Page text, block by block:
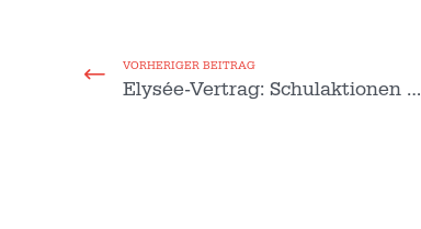
VORHERIGER BEITRAG
Elysée-Vertrag: Schulaktionen …